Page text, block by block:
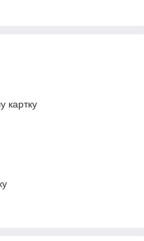
картку